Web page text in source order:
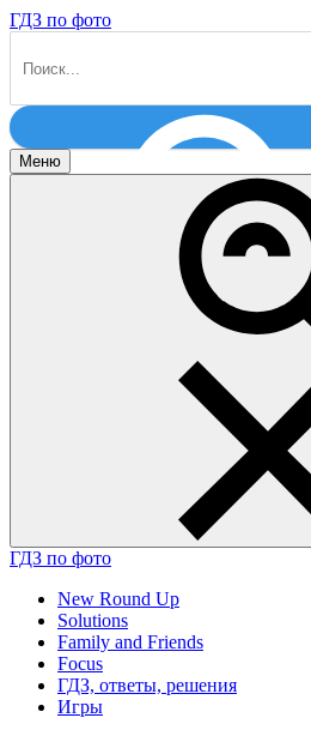
ГДЗ по фото
Меню
ГДЗ по фото
New Round Up
Solutions
Family and Friends
Focus
ГДЗ, ответы, решения
Игры